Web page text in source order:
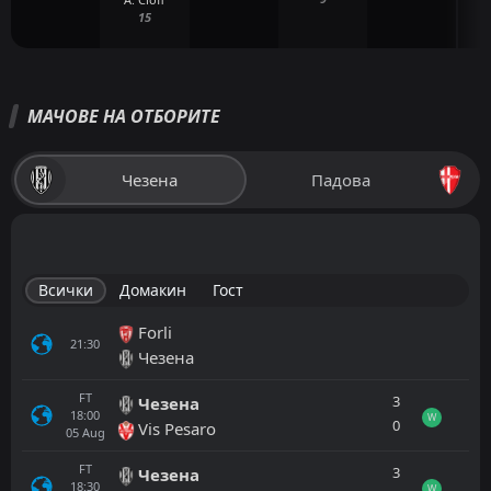
15
МАЧОВЕ НА ОТБОРИТЕ
Чезена Падова
Всички Домакин Гост
21:30
Forli
Чезена
FT
18:00
05 Aug
Чезена
Vis Pesaro
3
0
W
FT
18:30
Чезена
3